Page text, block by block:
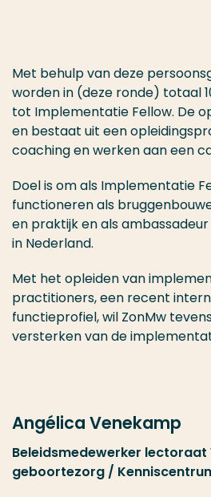
Met behulp van deze
worden in (deze ronde) totaal
tot Implementatie Fellow. De
en bestaat uit een
coaching en werken aan een
Doel is om als Implementatie
functioneren als
en praktijk en als
in Nederland.
Met het opleiden van
practitioners, een recent
functieprofiel, wil ZonMw
versterken van de
Angélica Venekamp
Beleidsmedewerker lectoraat
geboortezorg /